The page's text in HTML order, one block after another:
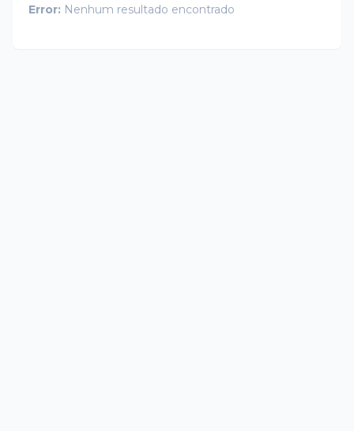
Error: Nenhum resultado encontrado